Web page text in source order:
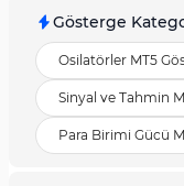
Gösterge
Osilatörler MT5
Sinyal ve Tahmin
Para Birimi Gücü